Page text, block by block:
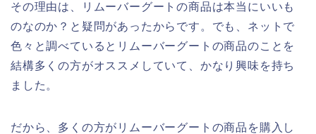
その理由は、リムーバーグートの商品は本当にいいも
のなのか？と疑問があったからです。でも、ネットで
色々と調べているとリムーバーグートの商品のことを
結構多くの方がオススメしていて、かなり興味を持ち
ました。
だから、多くの方がリムーバーグートの商品を購入し